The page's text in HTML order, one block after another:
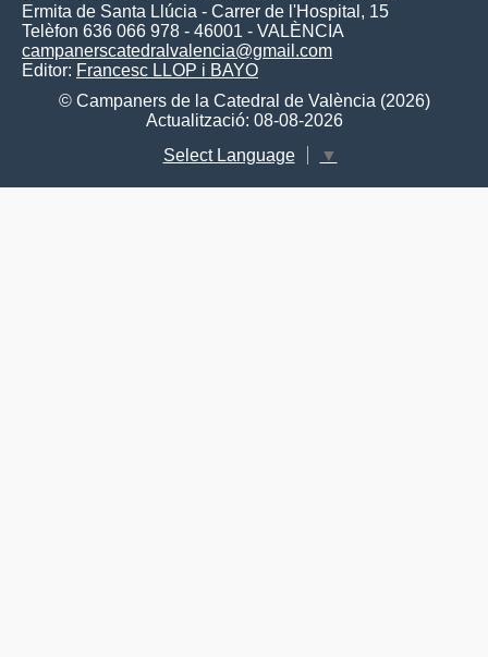
Ermita de Santa Llúcia - Carrer de l'Hospital, 15
Telèfon 636 066 978 - 46001 - VALÈNCIA
campanerscatedralvalencia@gmail.com
Editor: Francesc LLOP i BAYO
© Campaners de la Catedral de València (2026)
Actualització: 08-08-2026
Select Language
▼